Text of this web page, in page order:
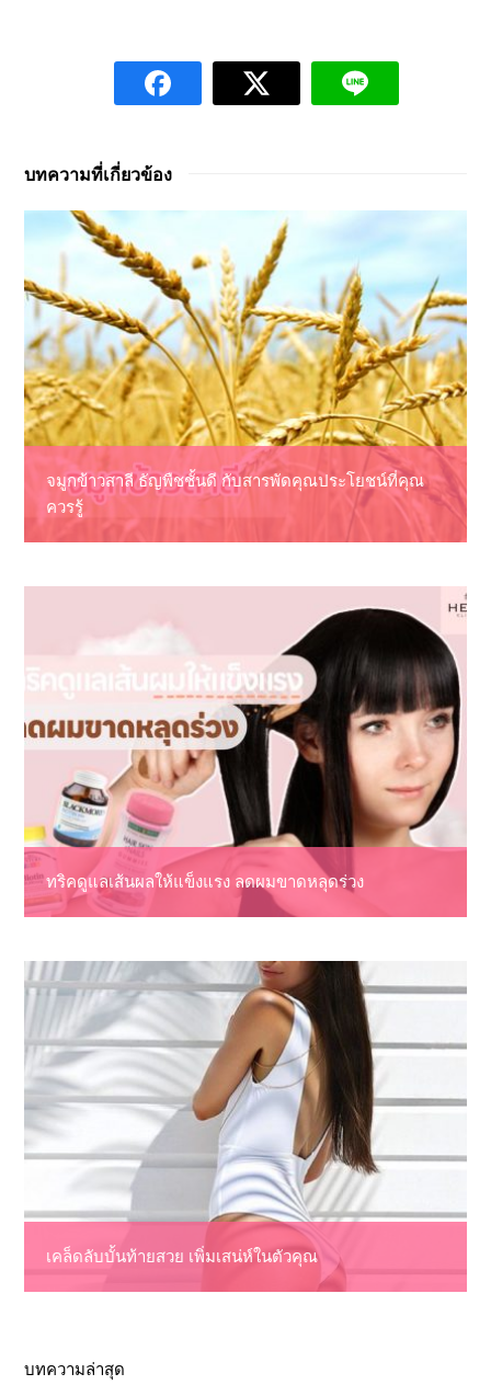
บทความที่เกี่ยวข้อง
จมูกข้าวสาลี ธัญพืชชั้นดี กับสารพัดคุณประโยชน์ที่คุณ
ควรรู้
ทริคดูแลเส้นผลให้แข็งแรง ลดผมขาดหลุดร่วง
เคล็ดลับบั้นท้ายสวย เพิ่มเสน่ห์ในตัวคุณ
บทความล่าสุด